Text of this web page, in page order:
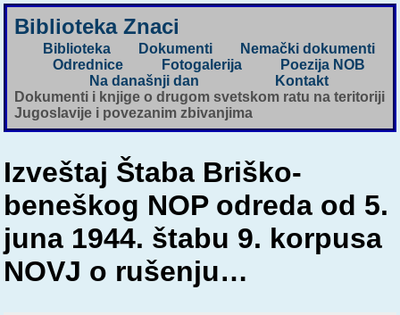
Biblioteka Znaci
Biblioteka Dokumenti
Nemački dokumenti
Odrednice
Fotogalerija
Poezija NOB
Na današnji dan
Kontakt
Dokumenti i knjige o drugom svetskom ratu na teritoriji
Jugoslavije i povezanim zbivanjima
Izveštaj Štaba Briško-
beneškog NOP odreda od 5.
juna 1944. štabu 9. korpusa
NOVJ o rušenju…